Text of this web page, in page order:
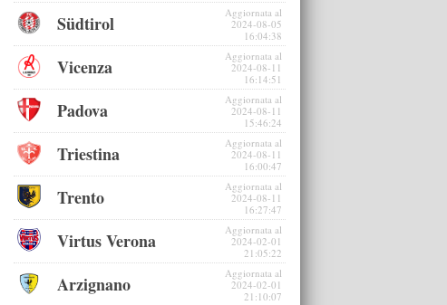
Südtirol
Aggiornata al
2024-08-05
16:04:38
Vicenza
Aggiornata al
2024-08-11
16:14:51
Padova
Aggiornata al
2024-08-11
15:46:24
Triestina
Aggiornata al
2024-08-11
16:00:47
Trento
Aggiornata al
2024-08-11
16:27:47
Virtus Verona
Aggiornata al
2024-02-01
21:05:22
Arzignano
Aggiornata al
2024-02-01
21:10:07